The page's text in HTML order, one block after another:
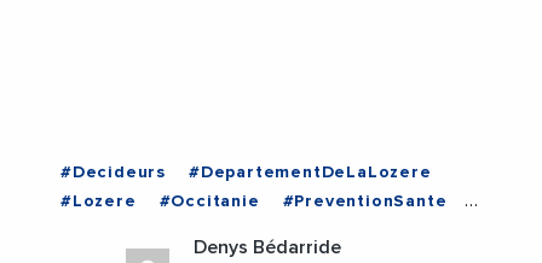
#Decideurs
#DepartementDeLaLozere
#Lozere
#Occitanie
#PreventionSante
Denys Bédarride